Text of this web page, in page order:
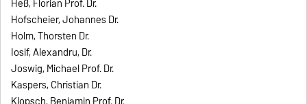
Heß, Florian Prof. Dr.
Hofscheier, Johannes Dr.
Holm, Thorsten Dr.
Iosif, Alexandru, Dr.
Joswig, Michael Prof. Dr.
Kaspers, Christian Dr.